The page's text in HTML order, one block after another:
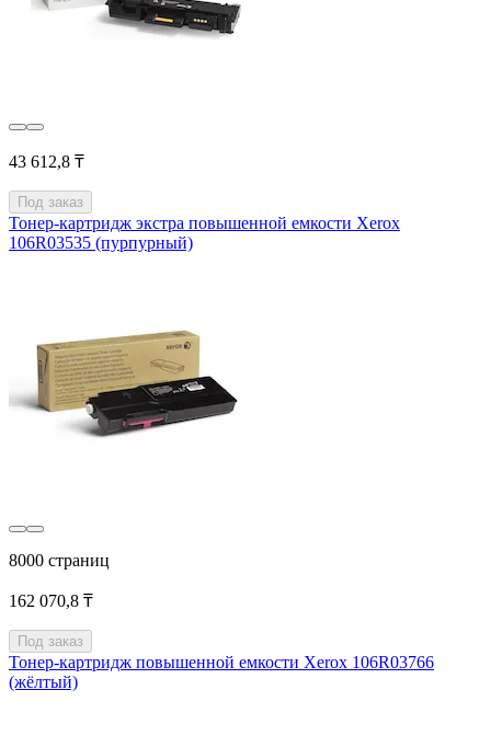
43 612,8 ₸
Под заказ
Тонер-картридж экстра повышенной емкости Xerox
106R03535 (пурпурный)
8000 страниц
162 070,8 ₸
Под заказ
Тонер-картридж повышенной емкости Xerox 106R03766
(жёлтый)